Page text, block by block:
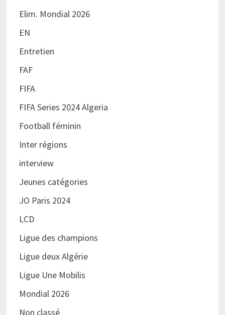
Elim. Mondial 2026
EN
Entretien
FAF
FIFA
FIFA Series 2024 Algeria
Football féminin
Inter régions
interview
Jeunes catégories
JO Paris 2024
LCD
Ligue des champions
Ligue deux Algérie
Ligue Une Mobilis
Mondial 2026
Non classé